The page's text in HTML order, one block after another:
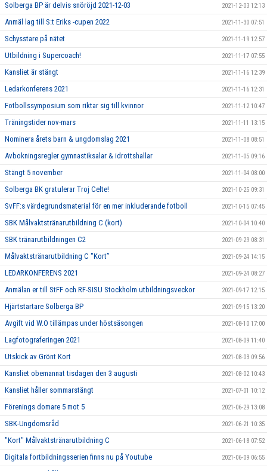
Solberga BP är delvis snöröjd 2021-12-03 2021-12-03 12:13
Anmäl lag till S:t Eriks -cupen 2022 2021-11-30 07:51
Schysstare på nätet 2021-11-19 12:57
Utbildning i Supercoach! 2021-11-17 07:55
Kansliet är stängt 2021-11-16 12:39
Ledarkonferens 2021 2021-11-16 12:31
Fotbollssymposium som riktar sig till kvinnor 2021-11-12 10:47
Träningstider nov-mars 2021-11-11 13:15
Nominera årets barn & ungdomslag 2021 2021-11-08 08:51
Avbokningsregler gymnastiksalar & idrottshallar 2021-11-05 09:16
Stängt 5 november 2021-11-04 08:00
Solberga BK gratulerar Troj Celte! 2021-10-25 09:31
SvFF:s värdegrundsmaterial för en mer inkluderande fotboll 2021-10-15 07:45
SBK Målvaktstränarutbildning C (kort) 2021-10-04 10:40
SBK tränarutbildningen C2 2021-09-29 08:31
Målvaktstränarutbildning C "Kort” 2021-09-24 14:15
LEDARKONFERENS 2021 2021-09-24 08:27
Anmälan er till StFF och RF-SISU Stockholm utbildningsveckor 2021-09-17 12:15
Hjärtstartare Solberga BP 2021-09-15 13:20
Avgift vid W.O tillämpas under höstsäsongen 2021-08-10 17:00
Lagfotograferingen 2021 2021-08-09 11:40
Utskick av Grönt Kort 2021-08-03 09:56
Kansliet obemannat tisdagen den 3 augusti 2021-08-02 10:43
Kansliet håller sommarstängt 2021-07-01 10:12
Förenings domare 5 mot 5 2021-06-29 13:08
SBK-Ungdomsråd 2021-06-21 10:35
"Kort" Målvaktstränarutbildning C 2021-06-18 07:52
Digitala fortbildningsserien finns nu på Youtube 2021-06-09 06:55